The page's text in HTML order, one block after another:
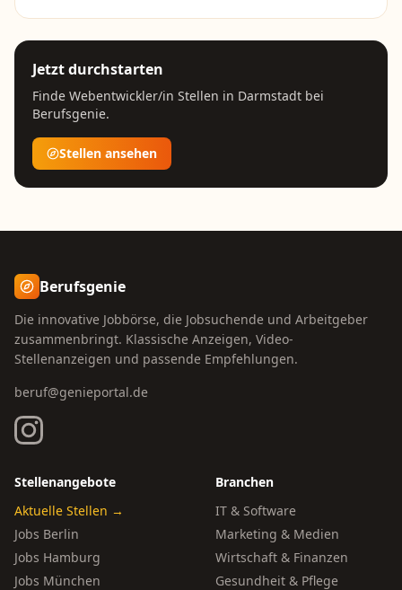
Jetzt durchstarten
Finde Webentwickler/in Stellen in Darmstadt bei
Berufsgenie.
Stellen ansehen
Berufsgenie
Die innovative Jobbörse, die Jobsuchende und Arbeitgeber
zusammenbringt. Klassische Anzeigen, Video-
Stellenanzeigen und passende Empfehlungen.
beruf@genieportal.de
Stellenangebote
Aktuelle Stellen →
Jobs Berlin
Jobs Hamburg
Jobs München
Branchen
IT & Software
Marketing & Medien
Wirtschaft & Finanzen
Gesundheit & Pflege